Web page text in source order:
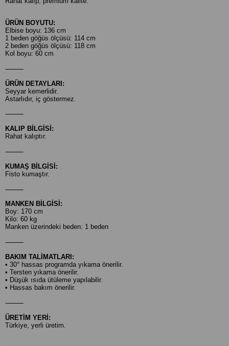
ÜRÜN BOYUTU:
Elbise boyu: 136 cm
1 beden göğüs ölçüsü: 114 cm
2 beden göğüs ölçüsü: 118 cm
Kol boyu: 60 cm
⸻
ÜRÜN DETAYLARI:
Seyyar kemerlidir.
Astarlıdır, iç göstermez.
⸻
KALIP BİLGİSİ:
Rahat kalıptır.
⸻
KUMAŞ BİLGİSİ:
Fisto kumaştır.
⸻
MANKEN BİLGİSİ:
Boy: 170 cm
Kilo: 60 kg
Manken üzerindeki beden: 1 beden
⸻
BAKIM TALİMATLARI:
• 30° hassas programda yıkama önerilir.
• Tersten yıkama önerilir.
• Düşük ısıda ütüleme yapılabilir.
• Hassas bakım önerilir.
⸻
ÜRETİM YERİ:
Türkiye, yerli üretim.